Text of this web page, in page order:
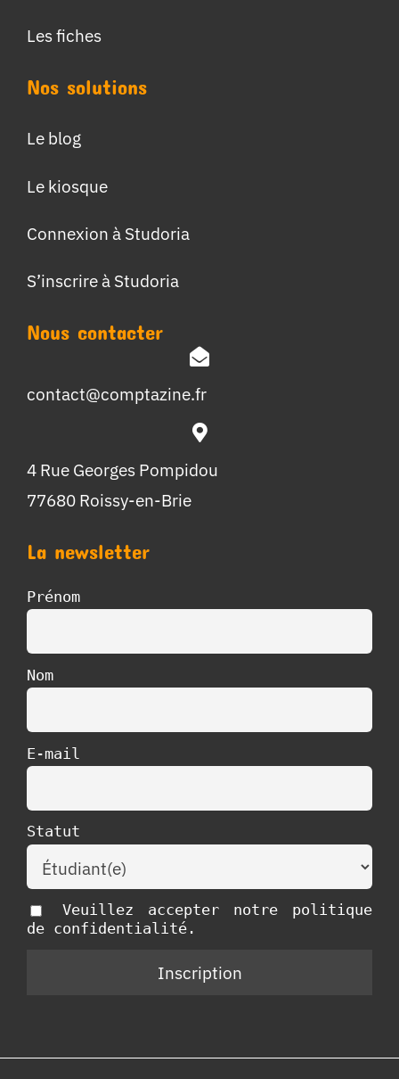
Les fiches
Nos solutions
Le blog
Le kiosque
Connexion à Studoria
S’inscrire à Studoria
Nous contacter
contact@comptazine.fr
4 Rue Georges Pompidou
77680 Roissy-en-Brie
La newsletter
Prénom
Nom
E-mail
Statut
Veuillez accepter notre politique
de confidentialité.